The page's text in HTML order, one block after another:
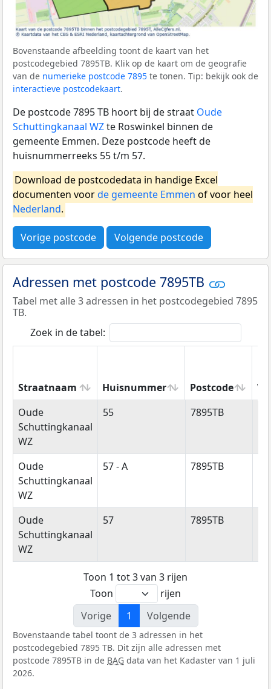
Bovenstaande afbeelding toont de kaart van het
postcodegebied 7895TB. Klik op de kaart om de geografie
van de numerieke postcode 7895 te tonen. Tip: bekijk ook de
interactieve postcodekaart.
De postcode 7895 TB hoort bij de straat Oude
Schuttingkanaal WZte Roswinkel binnen de
gemeente Emmen. Deze postcode heeft de
huisnummerreeks 55 t/m 57.
Download de postcodedata in handige Excel
documenten voorde gemeente Emmen of voor heel
Nederland.
Vorige postcode Volgende postcode
Adressen met postcode 7895TB
Tabel met alle 3 adressen in het postcodegebied 7895
TB.
Zoek in de tabel:
Straatnaam Huisnummer Postcode
Straatnaam
Huisnummer Postcode
Oude
Schuttingkanaal
WZ
55 7895TB
Oude
Schuttingkanaal
WZ
57 - A 7895TB
Oude
Schuttingkanaal
WZ
57 7895TB
Toon 1 tot 3 van 3 rijen
Toon
rijen
Vorige
1 Volgende
Bovenstaande tabel toont de 3 adressen in het
postcodegebied 7895 TB. Dit zijn alle adressen met
postcode 7895TB in de BAG data van het Kadaster van 1 juli
2026.